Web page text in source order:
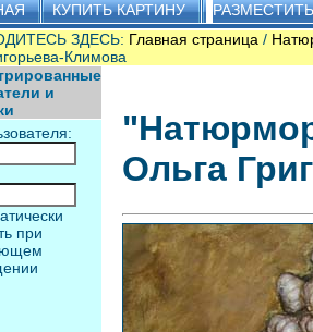
КУПИТЬ КАРТИНУ
ЗДЕСЬ: Главная страница /
Климова
и
при
Ольга